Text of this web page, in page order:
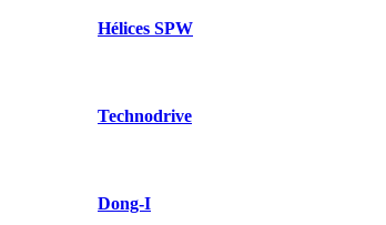
Hélices SPW
Technodrive
Dong-I